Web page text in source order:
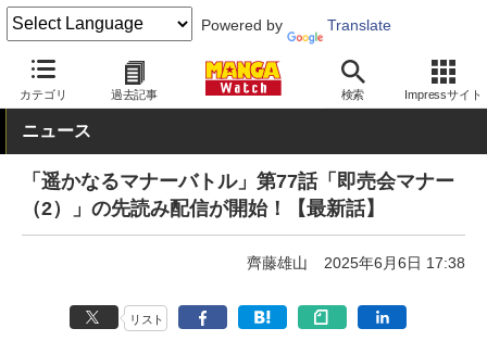
Powered by Translate
カテゴリ 過去記事 検索 Impressサイト
MANGA Watch Web/アプリ マンガワン
ニュース
「遥かなるマナーバトル」第77話「即売会マナー
（2）」の先読み配信が開始！【最新話】
齊藤雄山 2025年6月6日 17:38
リスト